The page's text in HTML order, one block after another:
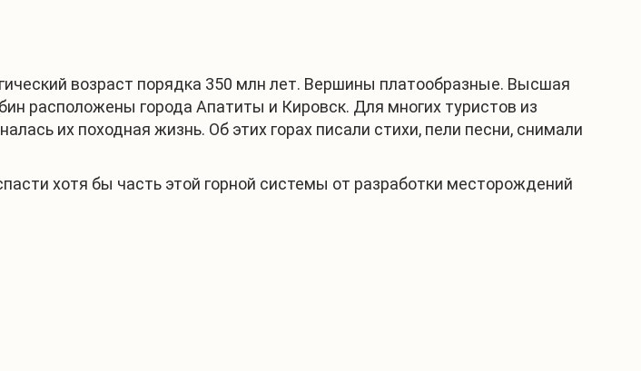
возраст порядка 350 млн лет. Вершины платообразные. Высшая
расположены города Апатиты и Кировск. Для многих туристов из
их походная жизнь. Об этих горах писали стихи, пели песни, снимали
хотя бы часть этой горной системы от разработки месторождений